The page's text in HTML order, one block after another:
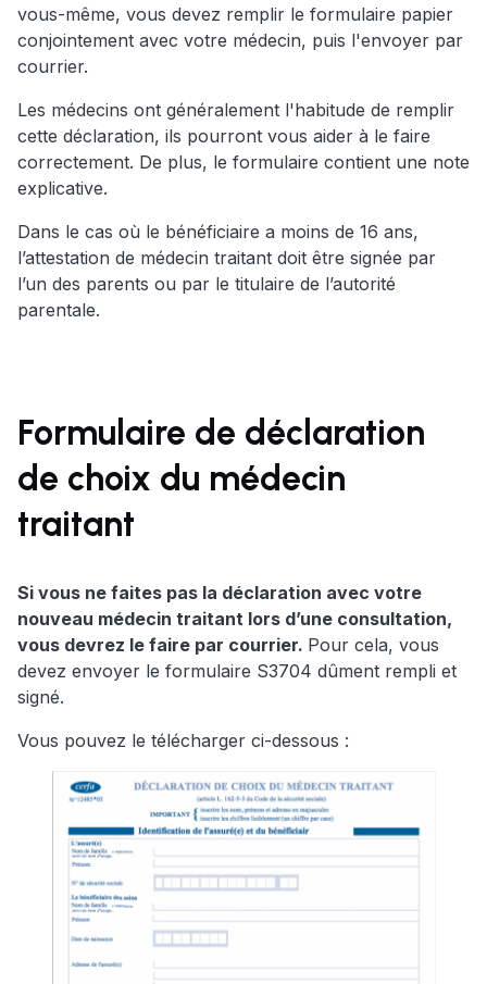
vous-même, vous devez remplir le formulaire papier
conjointement avec votre médecin, puis l'envoyer par
courrier.
Les médecins ont généralement l'habitude de remplir
cette déclaration, ils pourront vous aider à le faire
correctement. De plus, le formulaire contient une note
explicative.
Dans le cas où le bénéficiaire a moins de 16 ans,
l’attestation de médecin traitant doit être signée par
l’un des parents ou par le titulaire de l’autorité
parentale.
Formulaire de déclaration
de choix du médecin
traitant
Si vous ne faites pas la déclaration avec votre
nouveau médecin traitant lors d’une consultation,
vous devrez le faire par courrier. Pour cela, vous
devez envoyer le formulaire S3704 dûment rempli et
signé.
Vous pouvez le télécharger ci-dessous :